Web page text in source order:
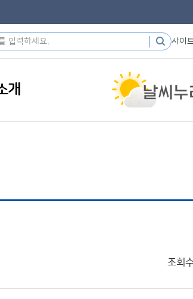
사이
개
조회